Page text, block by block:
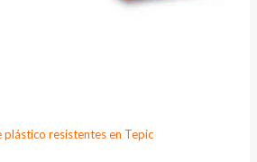
plástico resistentes en Tepic